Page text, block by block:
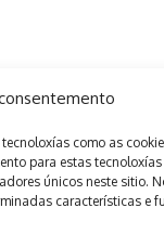
como as
para estas
únicos neste sitio.
características e